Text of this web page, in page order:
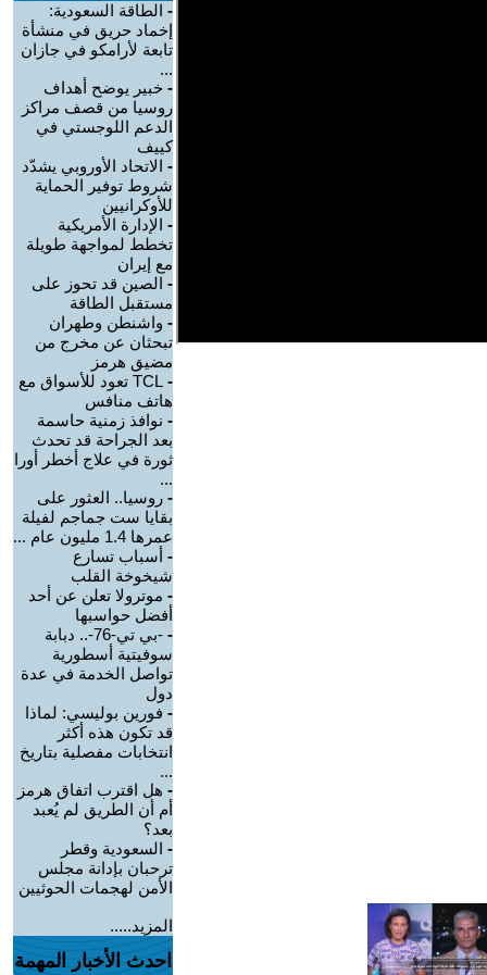
- الطاقة السعودية:
إخماد حريق في منشأة
تابعة لأرامكو في جازان
...
- خبير يوضح أهداف
روسيا من قصف مراكز
الدعم اللوجستي في
كييف
- الاتحاد الأوروبي يشدّد
شروط توفير الحماية
للأوكرانيين
- الإدارة الأمريكية
تخطط لمواجهة طويلة
مع إيران
- الصين قد تحوز على
مستقبل الطاقة
- واشنطن وطهران
تبحثان عن مخرج من
مضيق هرمز
-
TCL تعود للأسواق مع
هاتف منافس
- نوافذ زمنية حاسمة
بعد الجراحة قد تحدث
ثورة في علاج أخطر أورا
...
- روسيا.. العثور على
بقايا ست جماجم لفيلة
عمرها 1.4 مليون عام ...
- أسباب تسارع
شيخوخة القلب
- موترولا تعلن عن أحد
أفضل حواسبها
-
-بي تي-76-.. دبابة
سوفيتية أسطورية
تواصل الخدمة في عدة
دول
- فورين بوليسي: لماذا
قد تكون هذه أكثر
انتخابات مفصلية بتاريخ
...
- هل اقترب اتفاق هرمز
أم أن الطريق لم يُعبد
بعد؟
- السعودية وقطر
ترحبان بإدانة مجلس
الأمن لهجمات الحوثيين
المزيد.....
احدث الأخبار المهمة